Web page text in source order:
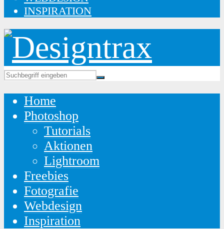
INSPIRATION
Home
Photoshop
Tutorials
Aktionen
Lightroom
Freebies
Fotografie
Webdesign
Inspiration